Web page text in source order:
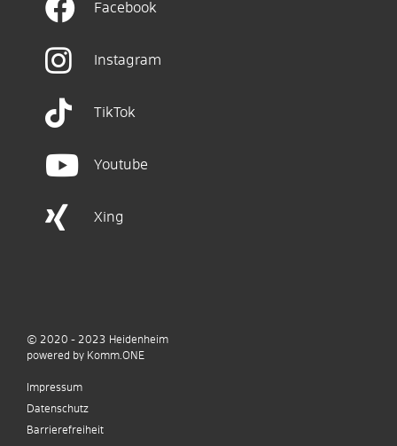
Facebook
Instagram
TikTok
Youtube
Xing
© 2020 - 2023 Heidenheim
powered by Komm.ONE
Impressum
Datenschutz
Barrierefreiheit